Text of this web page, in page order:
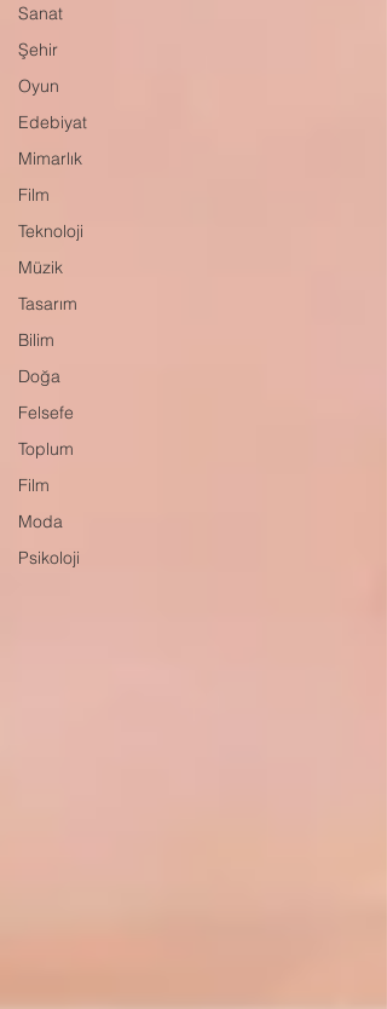
Sanat
Şehir
Oyun
Edebiyat
Mimarlık
Film
Teknoloji
Müzik
Tasarım
Bilim
Doğa
Felsefe
Toplum
Film
Moda
Psikoloji